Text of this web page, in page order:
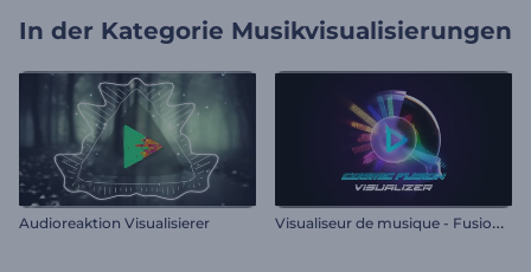
In der Kategorie Musikvisualisierungen
Audioreaktion Visualisierer V
isualiseur de musique - Fusion cosmique